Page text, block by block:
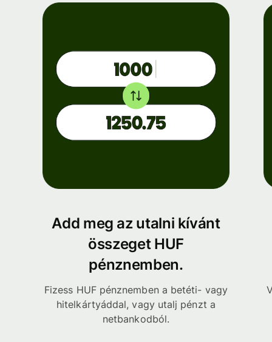
Add meg az utalni kívánt
összeget HUF
pénznemben.
Fizess HUF pénznemben a betéti- vagy
hitelkártyáddal, vagy utalj pénzt a
netbankodból.